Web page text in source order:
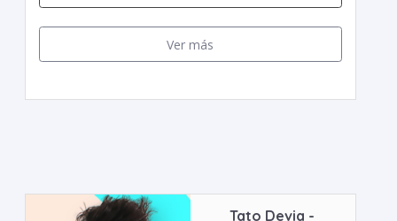
Ver más
Tato Devia -